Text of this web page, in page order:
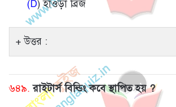
(D) হাওড়া ব্রিজ
উত্তর :
৬৪৯. রাইটার্স বিল্ডিং কবে স্থাপিত হয় ?